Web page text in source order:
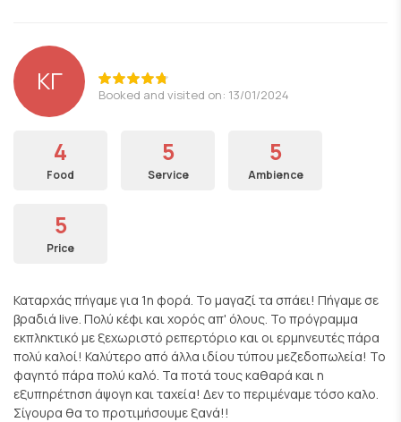
ΚΓ Booked and visited on: 13/01/2024
4
Food
5
Service
5
Ambience
5
Price
Καταρχάς πήγαμε για 1η φορά. Το μαγαζί τα σπάει! Πήγαμε σε
βραδιά live. Πολύ κέφι και χορός απ' όλους. Το πρόγραμμα
εκπληκτικό με ξεχωριστό ρεπερτόριο και οι ερμηνευτές πάρα
πολύ καλοί! Καλύτερο από άλλα ιδίου τύπου μεζεδοπωλεία! Το
φαγητό πάρα πολύ καλό. Τα ποτά τους καθαρά και η
εξυπηρέτηση άψογη και ταχεία! Δεν το περιμέναμε τόσο καλο.
Σίγουρα θα το προτιμήσουμε ξανά!!